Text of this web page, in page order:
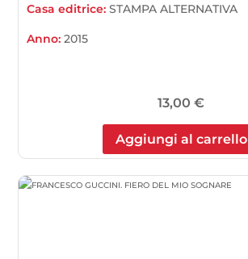
Casa editrice:STAMPA ALTERNATIVA
Anno:2015
13,00 €
Aggiungi al carrello